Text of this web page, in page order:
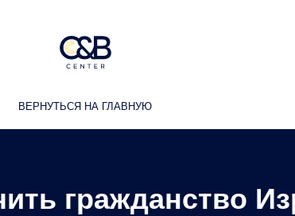
ВЕРНУТЬСЯ НА ГЛАВНУЮ
гражданство